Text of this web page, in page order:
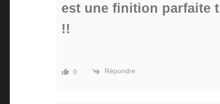
est une finition parfaite
!!
0 Répondre